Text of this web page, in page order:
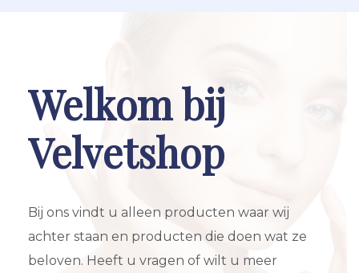
Welkom bij
Velvetshop
Bij ons vindt u alleen producten waar wij
achter staan en producten die doen wat ze
beloven. Heeft u vragen of wilt u meer